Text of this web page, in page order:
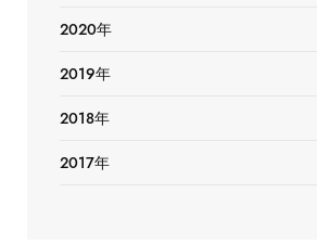
2020年
2019年
2018年
2017年